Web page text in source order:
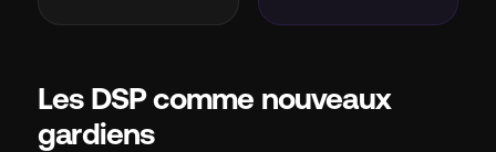
Les DSP comme nouveaux
gardiens